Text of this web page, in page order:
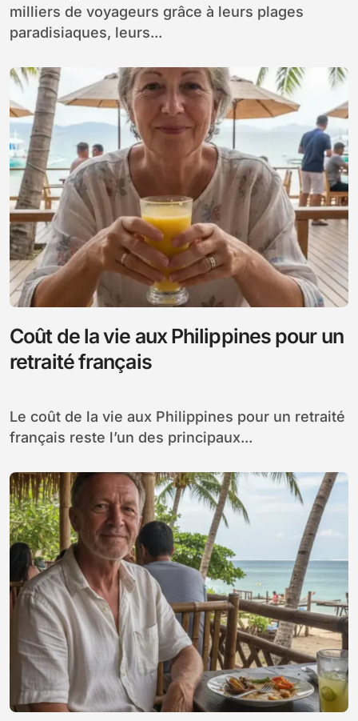
milliers de voyageurs grâce à leurs plages
paradisiaques, leurs...
Coût de la vie aux Philippines pour un
retraité français
Le coût de la vie aux Philippines pour un retraité
français reste l’un des principaux...